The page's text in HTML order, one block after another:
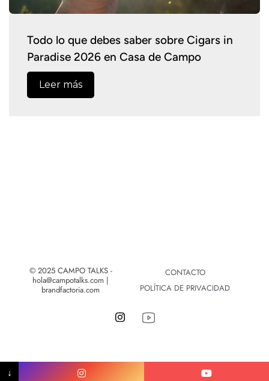
Todo lo que debes saber sobre Cigars in
Paradise 2026 en Casa de Campo
Leer más
© 2025 CAMPO TALKS -
hola@campotalks.com |
brandfactoria.com
CONTACTO
POLÍTICA DE PRIVACIDAD
↓